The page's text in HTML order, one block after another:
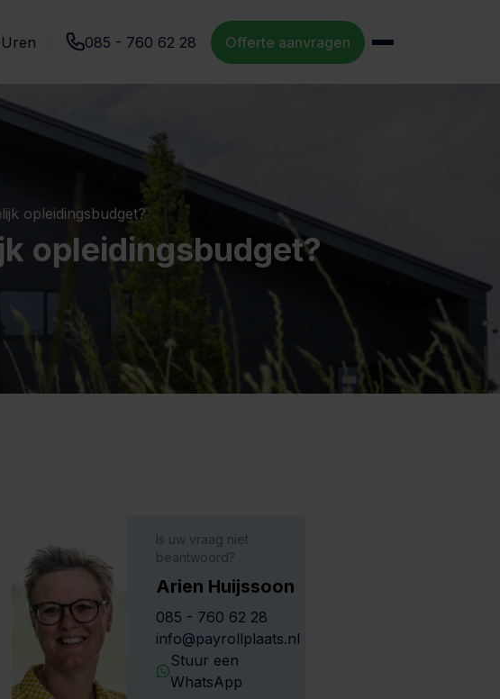
Uren 085 - 760 62 28 Offerte aanvragen
opleidingsbudget?
opleidingsbudget?
Is uw vraag niet
beantwoord?
Arien Huijssoon
085 - 760 62 28
info@payrollplaats.nl
Stuur een
WhatsApp